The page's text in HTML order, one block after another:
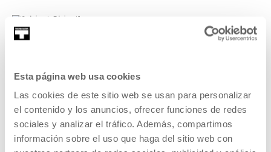
Esta página web usa cookies
Las cookies de este sitio web se usan para personalizar
el contenido y los anuncios, ofrecer funciones de redes
sociales y analizar el tráfico. Además, compartimos
información sobre el uso que haga del sitio web con
Entrevista a Taxio Ardanaz
EU | ES | EN
VER